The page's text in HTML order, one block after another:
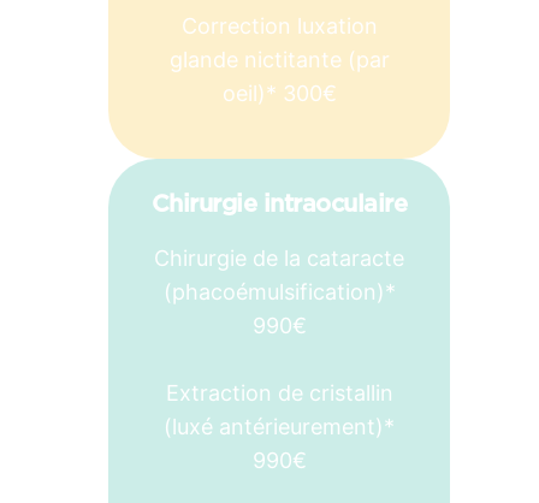
Correction luxation
glande nictitante (par
oeil)* 300€
Chirurgie intraoculaire
Chirurgie de la cataracte
(phacoémulsification)*
990€
Extraction de cristallin
(luxé antérieurement)*
990€